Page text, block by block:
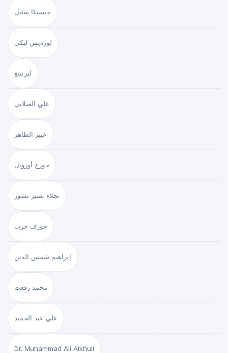
جيسيكا ستيل
لورديس لبكي
ليرنينغ
علي الصلابي
عبير الطاهر
جورج أورويل
نجلاء نصير بشور
جوزف حرب
إبراهيم شمس الدين
محمد رفعت
علي عبد الحميد
Dr. Muhammad Ali Alkhuli